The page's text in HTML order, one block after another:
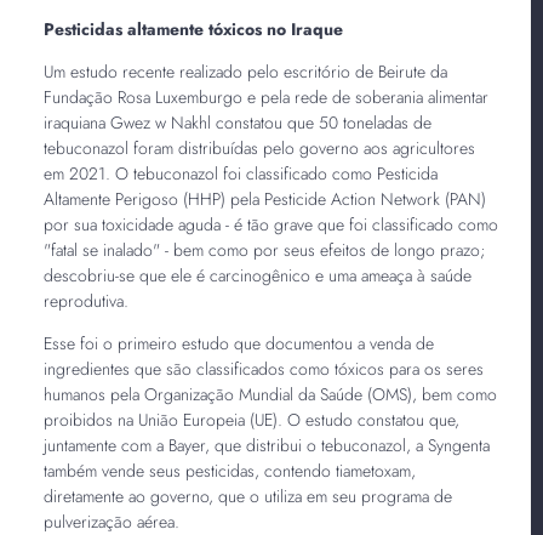
Pesticidas altamente tóxicos no Iraque
Um estudo recente realizado pelo escritório de Beirute da
Fundação Rosa Luxemburgo e pela rede de soberania alimentar
iraquiana Gwez w Nakhl constatou que 50 toneladas de
tebuconazol foram distribuídas pelo governo aos agricultores
em 2021. O tebuconazol foi classificado como Pesticida
Altamente Perigoso (HHP) pela Pesticide Action Network (PAN)
por sua toxicidade aguda - é tão grave que foi classificado como
"fatal se inalado" - bem como por seus efeitos de longo prazo;
descobriu-se que ele é carcinogênico e uma ameaça à saúde
reprodutiva.
Esse foi o primeiro estudo que documentou a venda de
ingredientes que são classificados como tóxicos para os seres
humanos pela Organização Mundial da Saúde (OMS), bem como
proibidos na União Europeia (UE). O estudo constatou que,
juntamente com a Bayer, que distribui o tebuconazol, a Syngenta
também vende seus pesticidas, contendo tiametoxam,
diretamente ao governo, que o utiliza em seu programa de
pulverização aérea.